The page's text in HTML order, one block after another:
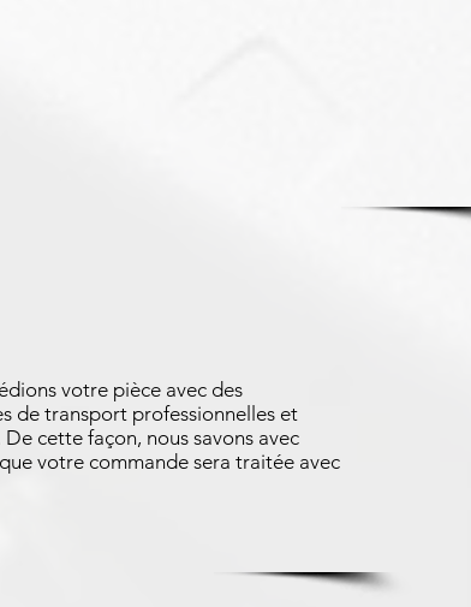
votre pièce avec des
de transport professionnelles et
De cette façon, nous savons avec
votre commande sera traitée avec